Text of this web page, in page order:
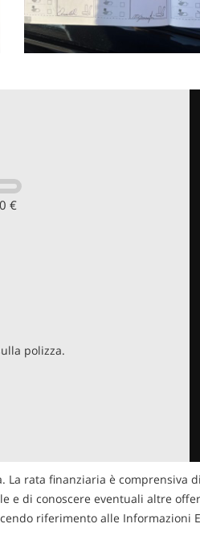
€
polizza.
rata finanziaria è comprensiva
di conoscere eventuali altre
riferimento alle Informazioni